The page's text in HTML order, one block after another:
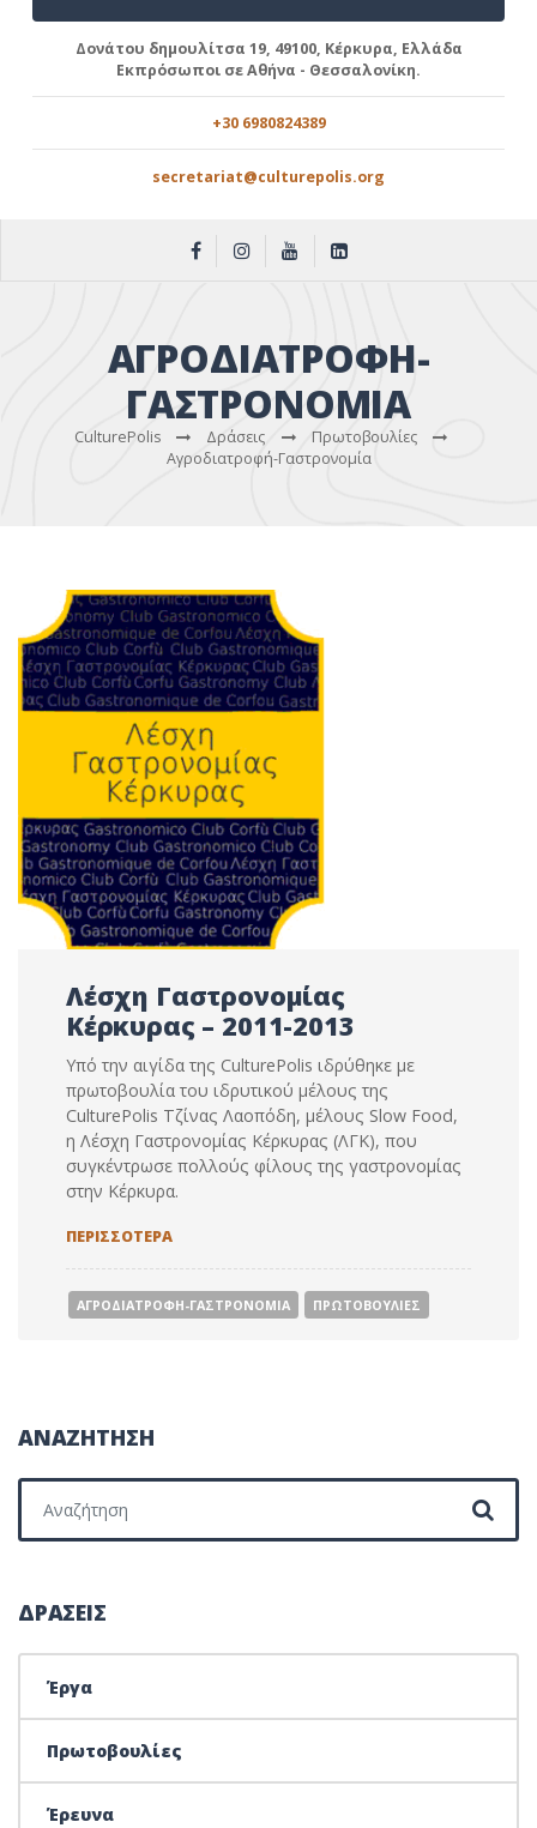
Δονάτου δημουλίτσα 19, 49100, Κέρκυρα, Ελλάδα
Εκπρόσωποι σε Αθήνα - Θεσσαλονίκη.
+30 6980824389
secretariat@culturepolis.org
ΑΓΡΟΔΙΑΤΡΟΦΗ-
ΓΑΣΤΡΟΝΟΜΙΑ
CulturePolis Δράσεις
Πρωτοβουλίες
Αγροδιατροφή-Γαστρονομία
Λέσχη Γαστρονομίας
Κέρκυρας – 2011-2013
Υπό την αιγίδα της CulturePolis ιδρύθηκε με
πρωτοβουλία του ιδρυτικού μέλους της
CulturePolis Τζίνας Λαοπόδη, μέλους Slow Food,
η Λέσχη Γαστρονομίας Κέρκυρας (ΛΓΚ), που
συγκέντρωσε πολλούς φίλους της γαστρονομίας
στην Κέρκυρα.
ΠΕΡΙΣΣΟΤΕΡΑ
ΑΓΡΟΔΙΑΤΡΟΦΗ-ΓΑΣΤΡΟΝΟΜΙΑ ΠΡΩΤΟΒΟΥΛΙΕΣ
ΑΝΑΖΗΤΗΣΗ
ΔΡΑΣΕΙΣ
Έργα
Πρωτοβουλίες
Έρευνα